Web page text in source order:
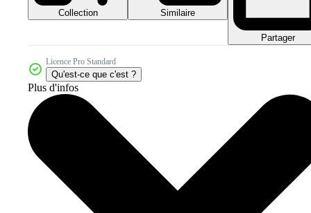
Collection Similaire
Partager
Licence Pro Standard
Qu'est-ce que c'est ?
Plus d'infos